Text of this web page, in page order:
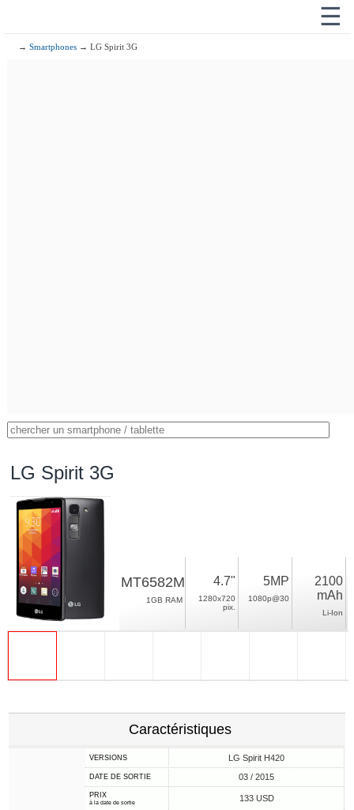
☰
→Smartphones → LG Spirit 3G
LG Spirit 3G
MT6582M
1GB RAM
4.7"
1280x720
pix.
5MP
1080p@30
2100
mAh
Li-Ion
Caractéristiques
VERSIONS LG Spirit H420
DATE DE SORTIE 03 / 2015
PRIX
à la date de sortie 133 USD